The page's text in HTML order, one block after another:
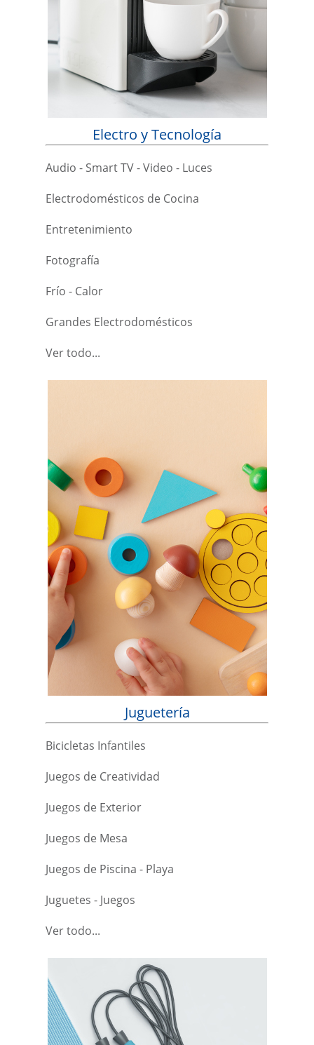
Electro y Tecnología
Audio - Smart TV - Video - Luces
Electrodomésticos de Cocina
Entretenimiento
Fotografía
Frío - Calor
Grandes Electrodomésticos
Ver todo...
Juguetería
Bicicletas Infantiles
Juegos de Creatividad
Juegos de Exterior
Juegos de Mesa
Juegos de Piscina - Playa
Juguetes - Juegos
Ver todo...